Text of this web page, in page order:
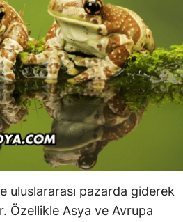
uluslararası pazarda giderek
Özellikle Asya ve Avrupa